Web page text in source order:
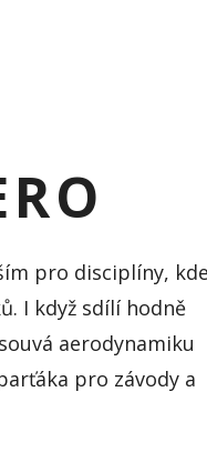
pro disciplíny,
I když sdílí hodně
aerodynamiku
pro závody a